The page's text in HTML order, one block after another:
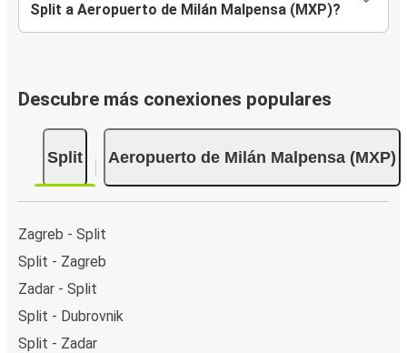
Split a Aeropuerto de Milán Malpensa (MXP)?
Descubre más conexiones populares
Split Aeropuerto de Milán Malpensa (MXP)
Zagreb - Split
Split - Zagreb
Zadar - Split
Split - Dubrovnik
Split - Zadar